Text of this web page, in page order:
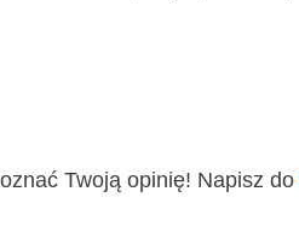
Twoją opinię! Napisz do